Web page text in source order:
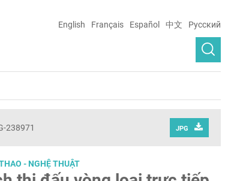
English Français Español 中文 Русский
238971 JPG
- NGHỆ THUẬT